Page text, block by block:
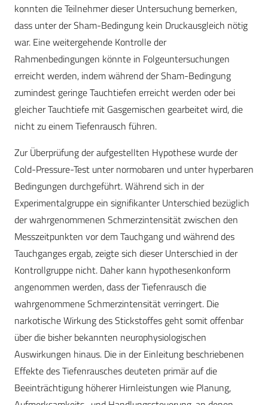
konnten die Teilnehmer dieser Untersuchung bemerken,
dass unter der Sham-Bedingung kein Druckausgleich nötig
war. Eine weitergehende Kontrolle der
Rahmenbedingungen könnte in Folgeuntersuchungen
erreicht werden, indem während der Sham-Bedingung
zumindest geringe Tauchtiefen erreicht werden oder bei
gleicher Tauchtiefe mit Gasgemischen gearbeitet wird, die
nicht zu einem Tiefenrausch führen.
Zur Überprüfung der aufgestellten Hypothese wurde der
Cold-Pressure-Test unter normobaren und unter hyperbaren
Bedingungen durchgeführt. Während sich in der
Experimentalgruppe ein signifikanter Unterschied bezüglich
der wahrgenommenen Schmerzintensität zwischen den
Messzeitpunkten vor dem Tauchgang und während des
Tauchganges ergab, zeigte sich dieser Unterschied in der
Kontrollgruppe nicht. Daher kann hypothesenkonform
angenommen werden, dass der Tiefenrausch die
wahrgenommene Schmerzintensität verringert. Die
narkotische Wirkung des Stickstoffes geht somit offenbar
über die bisher bekannten neurophysiologischen
Auswirkungen hinaus. Die in der Einleitung beschriebenen
Effekte des Tiefenrausches deuteten primär auf die
Beeinträchtigung höherer Hirn­leistungen wie Planung,